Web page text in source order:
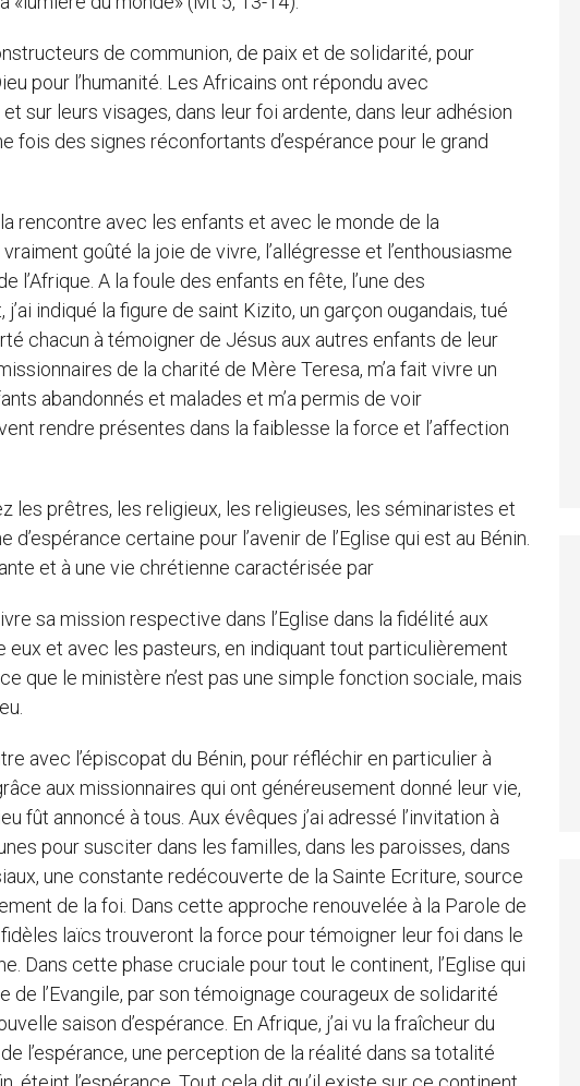
de communion, de paix et de solidarité, pour
pour l’humanité. Les Africains ont répondu avec
sur leurs visages, dans leur foi ardente, dans leur adhésion
fois des signes réconfortants d’espérance pour le grand
rencontre avec les enfants et avec le monde de la
goûté la joie de vivre, l’allégresse et l’enthousiasme
l’Afrique. A la foule des enfants en fête, l’une des
indiqué la figure de saint Kizito, un garçon ougandais, tué
chacun à témoigner de Jésus aux autres enfants de leur
de la charité de Mère Teresa, m’a fait vivre un
abandonnés et malades et m’a permis de voir
rendre présentes dans la faiblesse la force et l’affection
les prêtres, les religieux, les religieuses, les séminaristes et
certaine pour l’avenir de l’Eglise qui est au Bénin.
et à une vie chrétienne caractérisée par
sa mission respective dans l’Eglise dans la fidélité aux
et avec les pasteurs, en indiquant tout particulièrement
que le ministère n’est pas une simple fonction sociale, mais
avec l’épiscopat du Bénin, pour réfléchir en particulier à
aux missionnaires qui ont généreusement donné leur vie,
fût annoncé à tous. Aux évêques j’ai adressé l’invitation à
pour susciter dans les familles, dans les paroisses, dans
une constante redécouverte de la Sainte Ecriture, source
de la foi. Dans cette approche renouvelée à la Parole de
laïcs trouveront la force pour témoigner leur foi dans le
Dans cette phase cruciale pour tout le continent, l’Eglise qui
l’Evangile, par son témoignage courageux de solidarité
saison d’espérance. En Afrique, j’ai vu la fraîcheur du
l’espérance, une perception de la réalité dans sa totalité